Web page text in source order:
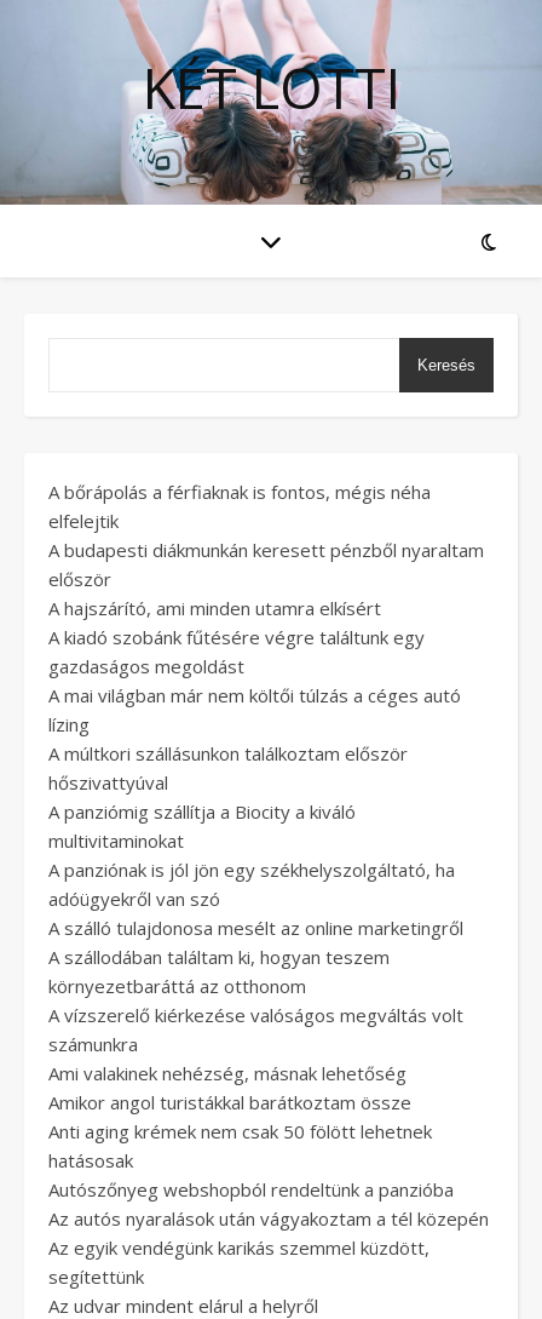
KÉT LOTTI
Keresés
A bőrápolás a férfiaknak is fontos, mégis néha
elfelejtik
A budapesti diákmunkán keresett pénzből nyaraltam
először
A hajszárító, ami minden utamra elkísért
A kiadó szobánk fűtésére végre találtunk egy
gazdaságos megoldást
A mai világban már nem költői túlzás a céges autó
lízing
A múltkori szállásunkon találkoztam először
hőszivattyúval
A panziómig szállítja a Biocity a kiváló
multivitaminokat
A panziónak is jól jön egy székhelyszolgáltató, ha
adóügyekről van szó
A szálló tulajdonosa mesélt az online marketingről
A szállodában találtam ki, hogyan teszem
környezetbaráttá az otthonom
A vízszerelő kiérkezése valóságos megváltás volt
számunkra
Ami valakinek nehézség, másnak lehetőség
Amikor angol turistákkal barátkoztam össze
Anti aging krémek nem csak 50 fölött lehetnek
hatásosak
Autószőnyeg webshopból rendeltünk a panzióba
Az autós nyaralások után vágyakoztam a tél közepén
Az egyik vendégünk karikás szemmel küzdött,
segítettünk
Az udvar mindent elárul a helyről